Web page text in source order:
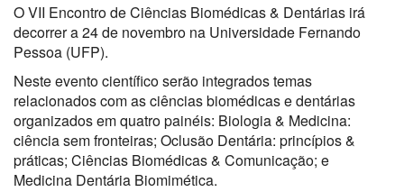
O VII Encontro de Ciências Biomédicas & Dentárias irá
decorrer a 24 de novembro na Universidade Fernando
Pessoa (UFP).
Neste evento científico serão integrados temas
relacionados com as ciências biomédicas e dentárias
organizados em quatro painéis: Biologia & Medicina:
ciência sem fronteiras; Oclusão Dentária: princípios &
práticas; Ciências Biomédicas & Comunicação; e
Medicina Dentária Biomimética.